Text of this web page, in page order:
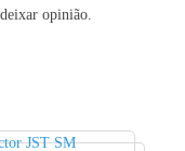
opinião.